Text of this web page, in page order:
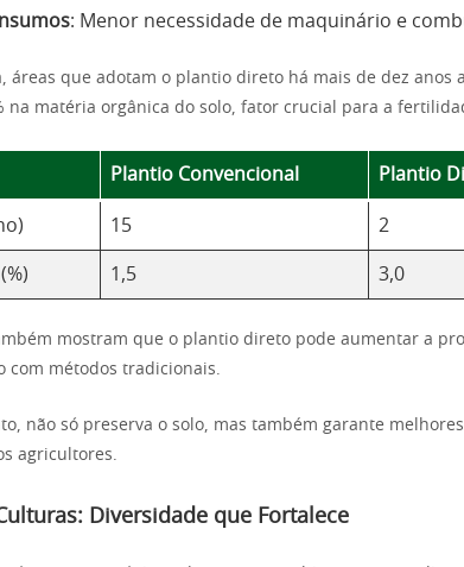
: Menor necessidade de maquinário e
áreas que adotam o plantio direto há mais de dez anos
na matéria orgânica do solo, fator crucial para a
Plantio Convencional Plantio
15 2
1,5 3,0
mostram que o plantio direto pode aumentar a
com métodos tradicionais.
não só preserva o solo, mas também garante
agricultores.
Diversidade que Fortalece